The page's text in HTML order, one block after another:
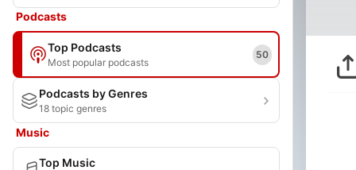
Podcasts
Top Podcasts
Most popular podcasts
50
Podcasts by Genres
18 topic genres
Music
Top Music